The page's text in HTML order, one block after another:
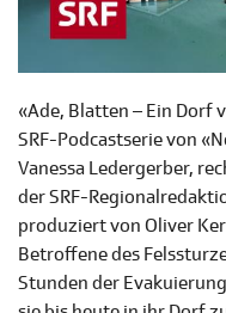
«Ade, Blatten – Ein Dorf
SRF-Podcastserie von
Vanessa Ledergerber,
der SRF-
produziert von Oliver
Betroffene des
Stunden der